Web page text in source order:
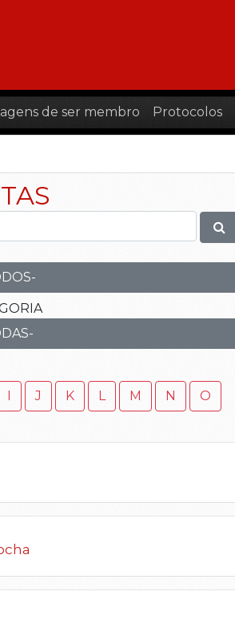
de ser membro Protocolos
I J K L M N
O